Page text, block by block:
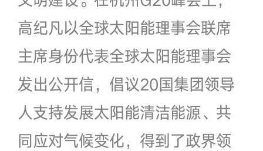
高纪凡以全球太阳能理事会联席
主席身份代表全球太阳能理事会
发出公开信，倡议20国集团领导
人支持发展太阳能清洁能源、共
同应对气候变化，得到了政界领